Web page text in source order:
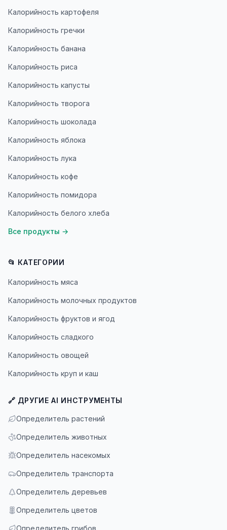
Калорийность картофеля
Калорийность гречки
Калорийность банана
Калорийность риса
Калорийность капусты
Калорийность творога
Калорийность шоколада
Калорийность яблока
Калорийность лука
Калорийность кофе
Калорийность помидора
Калорийность белого хлеба
Все продукты →
📂 КАТЕГОРИИ
Калорийность мяса
Калорийность молочных продуктов
Калорийность фруктов и ягод
Калорийность сладкого
Калорийность овощей
Калорийность круп и каш
🔗 ДРУГИЕ AI ИНСТРУМЕНТЫ
Определитель растений
Определитель животных
Определитель насекомых
Определитель транспорта
Определитель деревьев
Определитель цветов
Определитель грибов